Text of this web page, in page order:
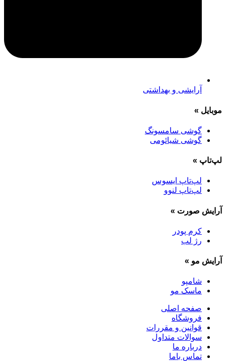
آرایشی و بهداشتی
موبایل »
گوشی سامسونگ
گوشی شیائومی
لپ‌تاپ »
لپ‌تاپ ایسوس
لپ‌تاپ لنوو
آرایش صورت »
کرم پودر
رژ لب
آرایش مو »
شامپو
ماسک مو
صفحه اصلی
فروشگاه
قوانین و مقررات
سوالات متداول
درباره ما
تماس باما